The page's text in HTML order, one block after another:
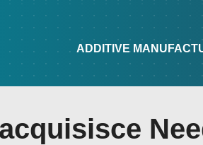
QUADERNI DI
ADDITIVE